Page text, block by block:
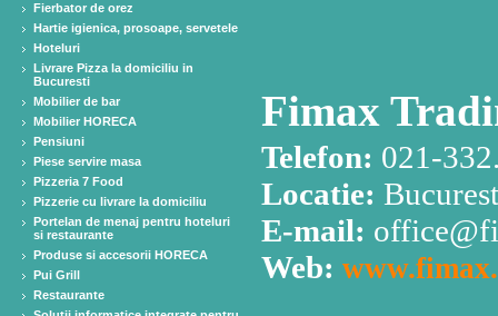
Fierbator de orez
Hartie igienica, prosoape, servetele
Hoteluri
Livrare Pizza la domiciliu in
Bucuresti
Mobilier de bar
Mobilier HORECA
Pensiuni
Piese servire masa
Pizzeria 7 Food
Pizzerie cu livrare la domiciliu
Portelan de menaj pentru hoteluri
si restaurante
Produse si accesorii HORECA
Pui Grill
Restaurante
Fimax
Telefon: 021-
Locatie:
E-mail:
Web: